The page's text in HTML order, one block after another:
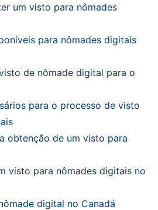
um visto para nômades
para nômades digitais
de nômade digital para o
para o processo de visto
obtenção de um visto para
visto para nômades digitais no
digital no Canadá